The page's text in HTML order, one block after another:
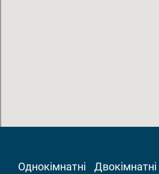
Однокімнатні Двокімнатні